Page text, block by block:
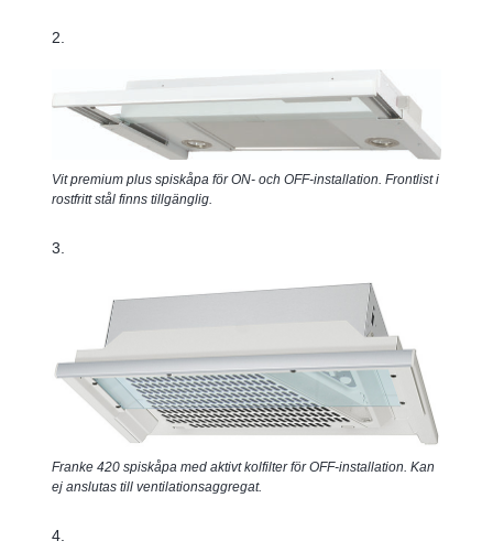
2.
Vit premium plus spiskåpa för ON- och OFF-installation. Frontlist i
rostfritt stål finns tillgänglig.
3.
Franke 420 spiskåpa med aktivt kolfilter för OFF-installation. Kan
ej anslutas till ventilationsaggregat.
4.